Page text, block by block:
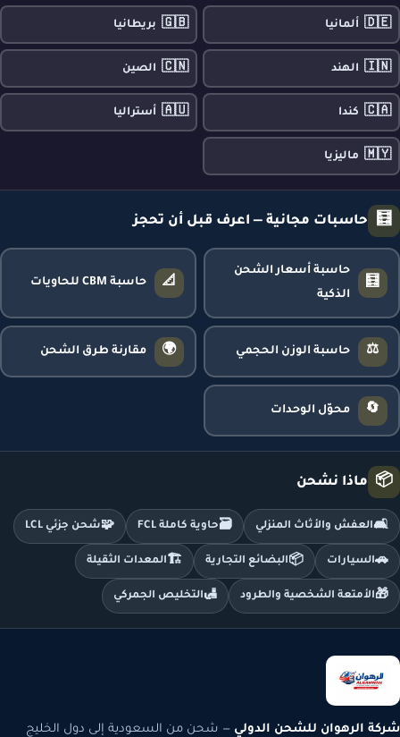
🇩🇪 ألمانيا 🇬🇧 بريطانيا
🇮🇳 الهند 🇨🇳 الصين
🇨🇦 كندا 🇦🇺 أستراليا
🇲🇾 ماليزيا
🧮 حاسبات مجانية — اعرف قبل أن تحجز
🧮
حاسبة أسعار الشحن
الذكية
📐 حاسبة CBM للحاويات
⚖️ حاسبة الوزن الحجمي 🌍 مقارنة طرق الشحن
🔄 محوّل الوحدات
📦 ماذا نشحن
🛋️العفش والأثاث المنزلي 🗃️حاوية كاملة FCL 🧩شحن جزئي LCL
🚗السيارات 📦البضائع التجارية 🏗️ المعدات الثقيلة
🎁الأمتعة الشخصية والطرود 🛃التخليص الجمركي
شركة الرهوان للشحن الدولي — شحن من السعودية إلى دول الخليج